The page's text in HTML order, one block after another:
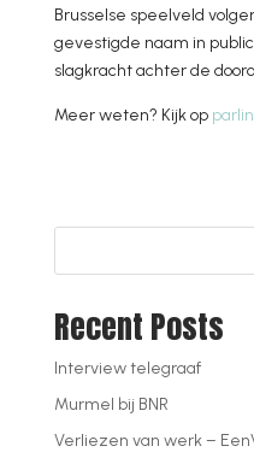
Brusselse speelveld
gevestigde naam in
slagkracht achter de
Meer weten? Kijk op
Recent Posts
Interview telegraaf
Murmel bij BNR
Verliezen van werk –